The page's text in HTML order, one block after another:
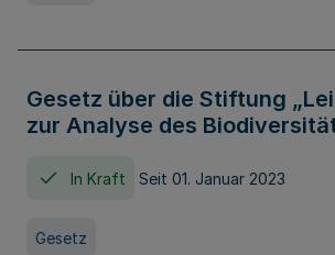
Gesetz über die Stiftung
zur Analyse des
In Kraft Seit 01. Januar 2023
Gesetz